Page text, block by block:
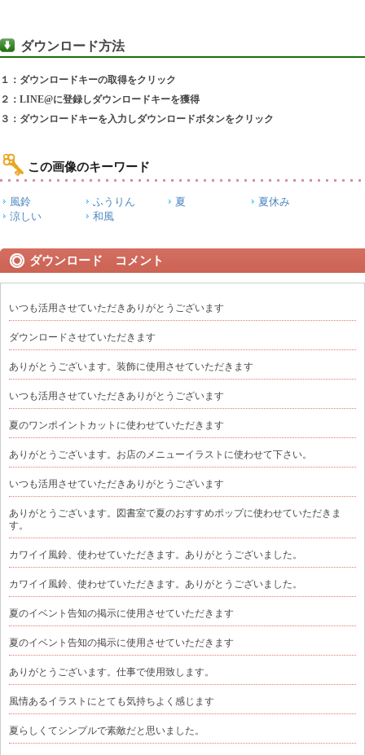
ダウンロード方法
１：ダウンロードキーの取得をクリック
２：LINE@に登録しダウンロードキーを獲得
３：ダウンロードキーを入力しダウンロードボタンをクリック
この画像のキーワード
風鈴 ふうりん 夏
夏休み
涼しい
和風
ダウンロード コメント
いつも活用させていただきありがとうございます
ダウンロードさせていただきます
ありがとうございます。装飾に使用させていただきます
いつも活用させていただきありがとうございます
夏のワンポイントカットに使わせていただきます
ありがとうございます。お店のメニューイラストに使わせて下さい。
いつも活用させていただきありがとうございます
ありがとうございます。図書室で夏のおすすめポップに使わせていただきま
す。
カワイイ風鈴、使わせていただきます。ありがとうございました。
カワイイ風鈴、使わせていただきます。ありがとうございました。
夏のイベント告知の掲示に使用させていただきます
夏のイベント告知の掲示に使用させていただきます
ありがとうございます。仕事で使用致します。
風情あるイラストにとても気持ちよく感じます
夏らしくてシンプルで素敵だと思いました。